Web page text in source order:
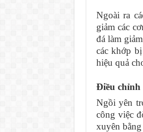
Ngoài ra
giảm các
đá làm
các khớp
hiệu quả
Điều chỉnh
Ngồi yên
công việc
xuyên